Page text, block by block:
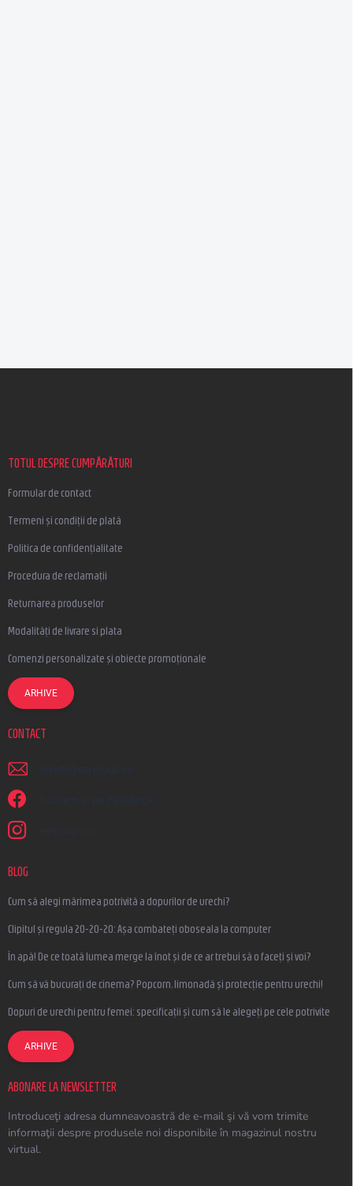
TOTUL DESPRE CUMPĂRĂTURI
Formular de contact
Termeni și condiții de plată
Politica de confidențialitate
Procedura de reclamații
Returnarea produselor
Modalități de livrare si plata
Comenzi personalizate și obiecte promoționale
ARHIVE
CONTACT
scrieti @ earplugs.ro
Suntem și pe Facebook!
earplugs.ro
BLOG
Cum să alegi mărimea potrivită a dopurilor de urechi?
Clipitul și regula 20-20-20: Așa combateți oboseala la computer
În apă! De ce toată lumea merge la înot și de ce ar trebui să o faceți și voi?
Cum să vă bucurați de cinema? Popcorn, limonadă și protecție pentru urechi!
Dopuri de urechi pentru femei: specificații și cum să le alegeți pe cele potrivite
ARHIVE
ABONARE LA NEWSLETTER
Introduceţi adresa dumneavoastră de e-mail şi vă vom trimite
informaţii despre produsele noi disponibile în magazinul nostru
virtual.